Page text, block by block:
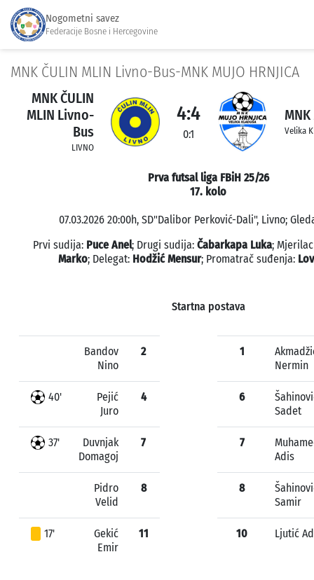
Nogometni savez
Federacije Bosne i Hercegovine
MNK ČULIN MLIN Livno-Bus-MNK MUJO HRNJICA
MNK ČULIN
MLIN Livno-
Bus
LIVNO
4:4
0:1
MNK
Velika
Prva futsal liga FBiH 25/26
17. kolo
07.03.2026 20:00h, SD"Dalibor Perković-Dali", Livno;
Prvi sudija: Puce Anel; Drugi sudija: Čabarkapa Luka;
Marko; Delegat: Hodžić Mensur; Promatrač suđenja:
Startna postava
Bandov
Nino
2
40'
Pejić
Juro
4
37'
Duvnjak
Domagoj
7
Pidro
Velid
8
17'
Gekić
Emir
11
1
Nermin
6
Sadet
7
Adis
8
Samir
10 Ljutić